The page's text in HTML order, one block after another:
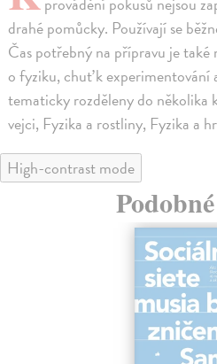
drahé pomůcky. Používají se
Čas potřebný na přípravu je
o fyziku, chuť k experimentování
tematicky rozděleny do několika
vejci, Fyzika a rostliny, Fyzika a
High-contrast mode